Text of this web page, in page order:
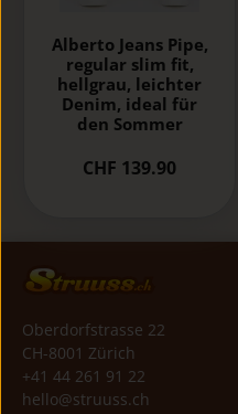
Alberto Jeans Pipe,
regular slim fit,
hellgrau, leichter
Denim, ideal für
den Sommer
CHF 139.90
Oberdorfstrasse 22
CH-8001 Zürich
+41 44 261 91 22
hello@struuss.ch